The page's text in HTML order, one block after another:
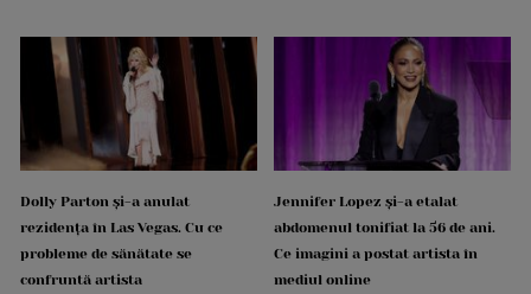
Dolly Parton și-a anulat
rezidența în Las Vegas. Cu ce
probleme de sănătate se
confruntă artista
Jennifer Lopez și-a etalat
abdomenul tonifiat la 56 de ani.
Ce imagini a postat artista în
mediul online